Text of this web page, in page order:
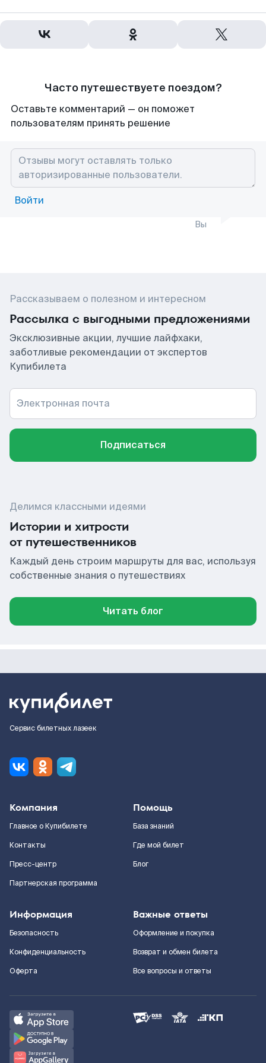
Часто путешествуете поездом?
Оставьте комментарий — он поможет
пользователям принять решение
Войти
Вы
Рассказываем о полезном и интересном
Рассылка с выгодными предложениями
Эксклюзивные акции, лучшие лайфхаки,
заботливые рекомендации от экспертов
Купибилета
Электронная почта
Подписаться
Делимся классными идеями
Истории и хитрости
от путешественников
Каждый день строим маршруты для вас, используя
собственные знания о путешествиях
Читать блог
Сервис билетных лазеек
Компания
Главное о Купибилете
Контакты
Пресс-центр
Партнерская программа
Помощь
База знаний
Где мой билет
Блог
Информация
Безопасность
Конфиденциальность
Оферта
Важные ответы
Оформление и покупка
Возврат и обмен билета
Все вопросы и ответы